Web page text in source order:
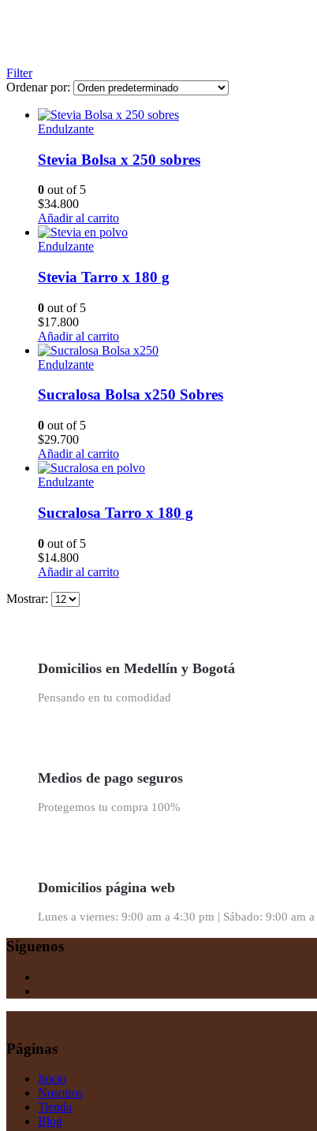
Filter
Ordenar por:
Endulzante
Stevia Bolsa x 250 sobres
0 out of 5
$34.800
Añadir al carrito
Endulzante
Stevia Tarro x 180 g
0 out of 5
$17.800
Añadir al carrito
Endulzante
Sucralosa Bolsa x250 Sobres
0 out of 5
$29.700
Añadir al carrito
Endulzante
Sucralosa Tarro x 180 g
0 out of 5
$14.800
Añadir al carrito
Mostrar:
Domicilios en Medellín y Bogotá
Pensando en tu comodidad
Medios de pago seguros
Protegemos tu compra 100%
Domicilios página web
Lunes a viernes: 9:00 am a 4:30 pm | Sábado: 9:00
Síguenos
Páginas
Inicio
Nosotros
Tienda
Blog